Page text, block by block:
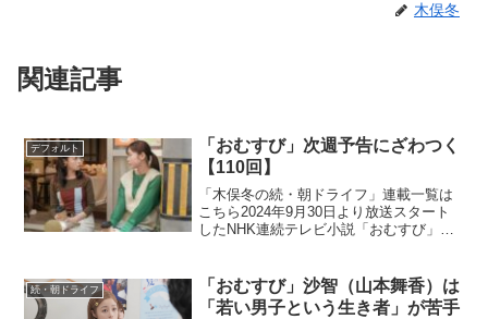
木俣冬
関連記事
デフォルト
「おむすび」次週予告にざわつく
【110回】
「木俣冬の続・朝ドライフ」連載一覧は
こちら2024年9月30日より放送スタート
したNHK連続テレビ小説「おむすび」。
岡・糸島で両親や祖父母と共に暮らして
いた...
続・朝ドライフ
「おむすび」沙智（山本舞香）は
「若い男子という生き者」が苦手